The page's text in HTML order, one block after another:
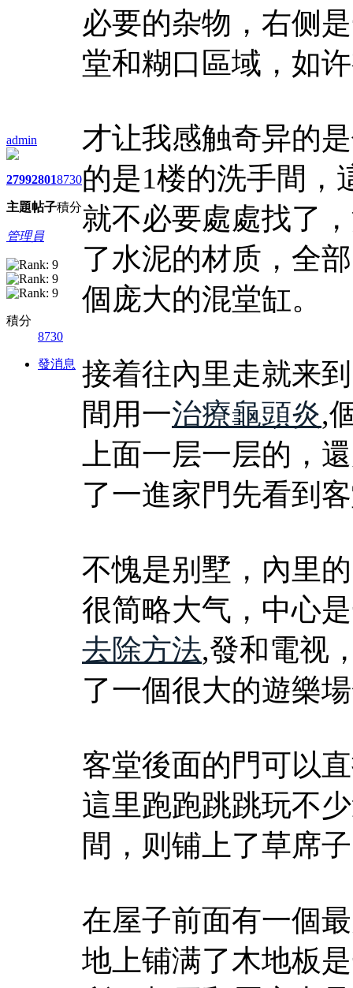
admin
2799
主題
2801
帖子
8730
積分
管理員
積分
8730
發消息
必要的杂物，右侧
堂和糊口區域，如
才让我感触奇异的
的是1楼的洗手間，
就不必要處處找了
了水泥的材质，全
個庞大的混堂缸。
接着往內里走就来
間用一治療龜頭炎,
上面一层一层的，
了一進家門先看到
不愧是别墅，內里
很简略大气，中心
去除方法,發和電视
了一個很大的遊樂
客堂後面的門可以
這里跑跑跳跳玩不
間，则铺上了草席
在屋子前面有一個
地上铺满了木地板